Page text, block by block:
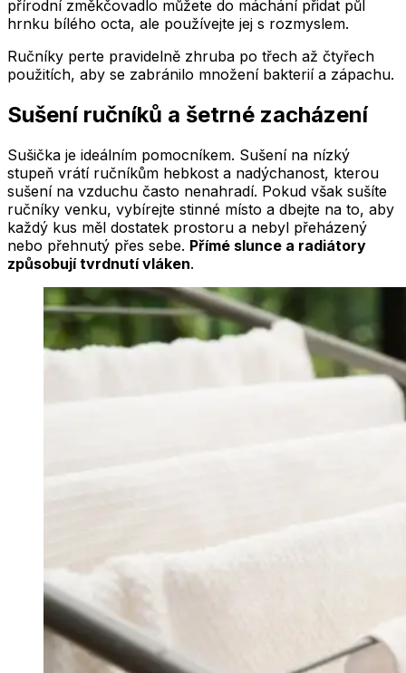
přírodní změkčovadlo můžete do máchání přidat půl
hrnku bílého octa, ale používejte jej s rozmyslem.
Ručníky perte pravidelně zhruba po třech až čtyřech
použitích, aby se zabránilo množení bakterií a zápachu.
Sušení ručníků a šetrné zacházení
Sušička je ideálním pomocníkem. Sušení na nízký
stupeň vrátí ručníkům hebkost a nadýchanost, kterou
sušení na vzduchu často nenahradí. Pokud však sušíte
ručníky venku, vybírejte stinné místo a dbejte na to, aby
každý kus měl dostatek prostoru a nebyl přeházený
nebo přehnutý přes sebe. Přímé slunce a radiátory
způsobují tvrdnutí vláken.